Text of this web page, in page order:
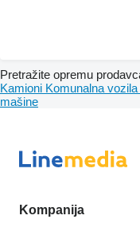
Pretražite opremu
Kamioni Komunalna vozila
mašine
Kompanija